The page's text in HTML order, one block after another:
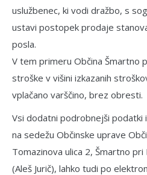
uslužbenec, ki vodi dražbo, s
ustavi postopek prodaje
posla.
V tem primeru Občina Šmartno
stroške v višini izkazanih
vplačano varščino, brez obresti.
Vsi dodatni podrobnejši podatki
na sedežu Občinske uprave
Tomazinova ulica 2, Šmartno
(Aleš Jurič), lahko tudi po